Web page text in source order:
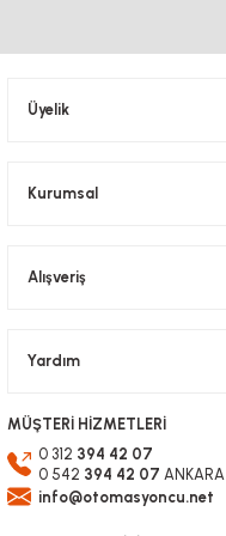
Üyelik
Kurumsal
Alışveriş
Yardım
MÜŞTERİ HİZMETLERİ
0 312 394 42 07
0 542 394 42 07 ANKARA
info@otomasyoncu.net